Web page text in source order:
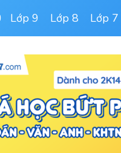
Lớp 9 Lớp 8 Lớp 7